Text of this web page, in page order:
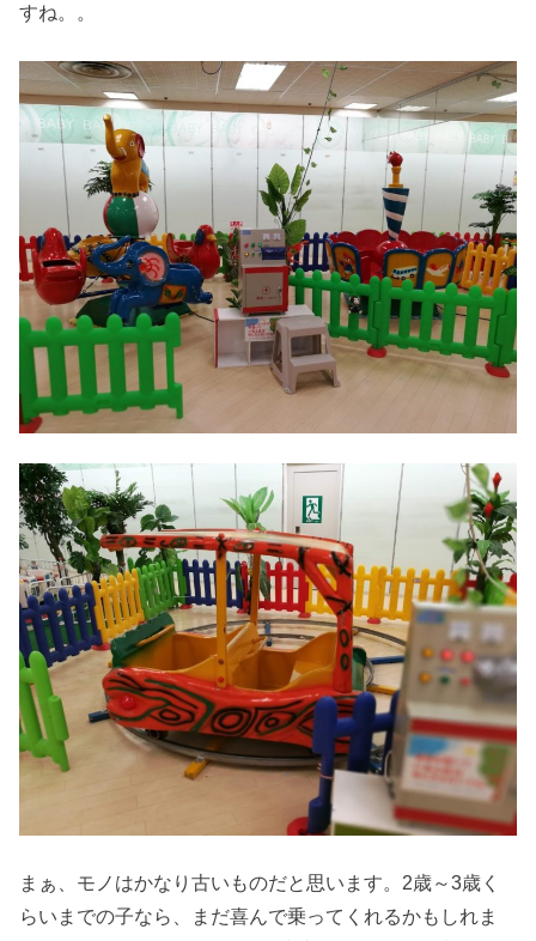
すね。。
まぁ、モノはかなり古いものだと思います。2歳～3歳く
らいまでの子なら、まだ喜んで乗ってくれるかもしれま